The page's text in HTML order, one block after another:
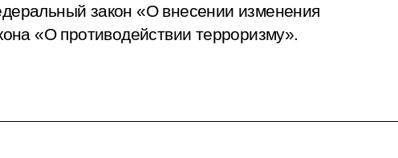
закон «О внесении изменения
«О противодействии терроризму».